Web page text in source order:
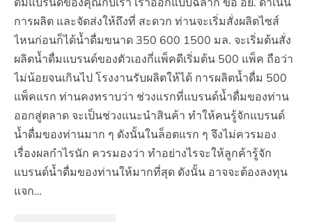
การผลิต และจัดส่งให้ถึงที่ สะดวก ท่านจะเริ่มสั่งผลิตไซส์
ไหนก่อนก็ได้น้ำดื่มขนาด 350 600 1500 มล. จะเริ่มต้นสั่ง
ผลิตน้ำดื่มแบรนด์ของตัวเองกี่แพ็คดีเริ่มต้น 500 แพ็ค ถือว่า
ไม่น้อยจนเกินไป โรงงานรับผลิตให้ได้ การผลิตน้ำดื่ม 500
แพ็คแรก ท่านคงทราบว่า ช่วงแรกที่แบรนด์น้ำดื่มของท่าน
ออกสู่ตลาด จะเป็นช่วงแนะนำสินค้า ทำให้คนรู้จักแบรนด์
น้ำดื่มของท่านมาก ๆ ดังนั้นในล็อตแรก ๆ จึงไม่ควรมอง
เรื่องผลกำไรนัก ควรมองว่า ทำอย่างไรจะให้ลูกค้ารู้จัก
แบรนด์น้ำดื่มของท่านให้มากที่สุด ดังนั้น อาจจะต้องลงทุน
แจก…